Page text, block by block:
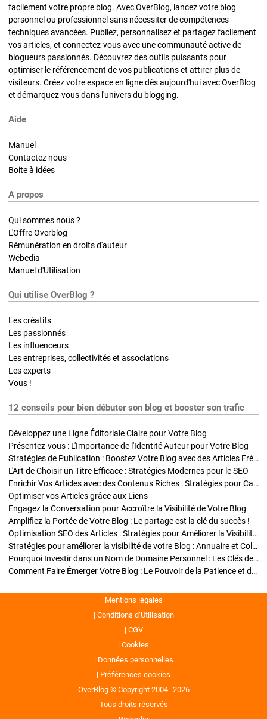
facilement votre propre blog. Avec OverBlog, lancez votre blog
personnel ou professionnel sans nécessiter de compétences
techniques avancées. Publiez, personnalisez et partagez facilement
vos articles, et connectez-vous avec une communauté active de
blogueurs passionnés. Découvrez des outils puissants pour
optimiser le référencement de vos publications et attirer plus de
visiteurs. Créez votre espace en ligne dès aujourd'hui avec OverBlog
et démarquez-vous dans l'univers du blogging.
Aide
Manuel
Contactez nous
Boite à idées
A propos
Qui sommes nous ?
L'Offre Overblog
Rémunération en droits d'auteur
Webedia
Manuel d'Utilisation
Qui utilise OverBlog ?
Les créatifs
Les passionnés
Les influenceurs
Les entreprises, collectivités et associations
Les experts
Vous !
12 conseils pour bien débuter son blog et booster son trafic
Développez une Ligne Éditoriale Claire pour Votre Blog
Présentez-vous : L'Importance de l'Identité Auteur pour Votre Blog
Stratégies de Publication : Boostez Votre Blog avec des Articles Fréquents et Exclusifs
L'Art de Choisir un Titre Efficace : Stratégies Modernes pour le SEO
Enrichir Vos Articles avec des Contenus Riches : Stratégies pour Captiver et Optimiser
Optimiser vos Articles grâce aux Liens
Engagez la Conversation pour Accroître la Visibilité de Votre Blog
Amplifiez la Portée de Votre Blog : Le partage est la clé du succès !
Optimisation SEO des Articles : Stratégies pour Améliorer la Visibilité de Votre Blog
Stratégies pour améliorer la visibilité de votre Blog : Annuaire et Collaborations
Pourquoi Investir dans un Nom de Domaine Personnel : Les Clés de la Réussite de Votre Blog
Comment Faire Émerger Votre Blog : Le Pouvoir de la Patience et de la Persévérance
Mentions légales
Conditions d’Utilisation
CGV
Cookies
Données personnelles
Préférences cookies
OverBlog © Copyright 2004--2026
Tous droits réservés